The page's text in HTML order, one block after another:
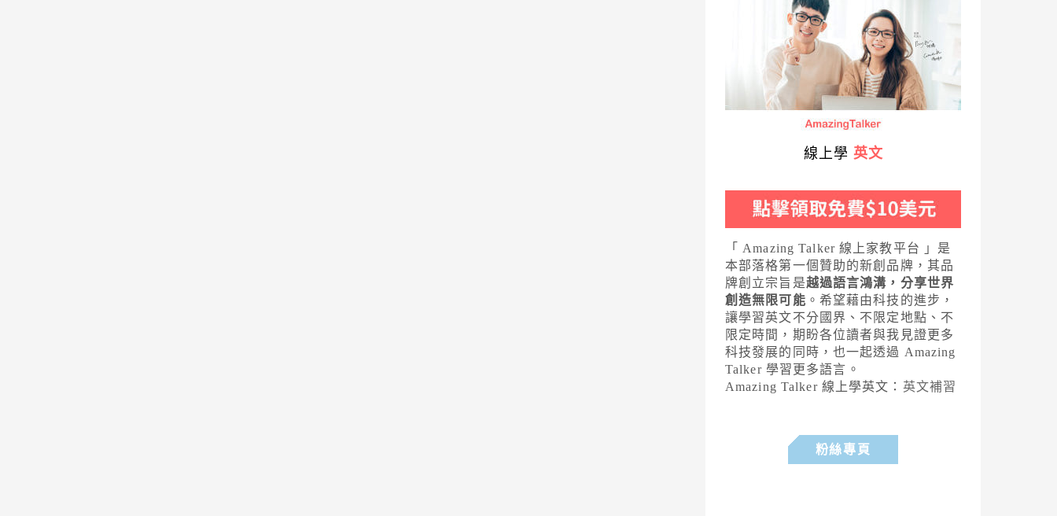
線上學 英文
「 Amazing Talker 線上家教平台 」是
本部落格第一個贊助的新創品牌，其品
牌創立宗旨是越過語言鴻溝，分享世界
創造無限可能 。希望藉由科技的進步，
讓學習英文不分國界、不限定地點、不
限定時間，期盼各位讀者與我見證更多
科技發展的同時，也一起透過 Amazing
Talker 學習更多語言。
Amazing Talker 線上學英文： 英文補習
粉絲專頁